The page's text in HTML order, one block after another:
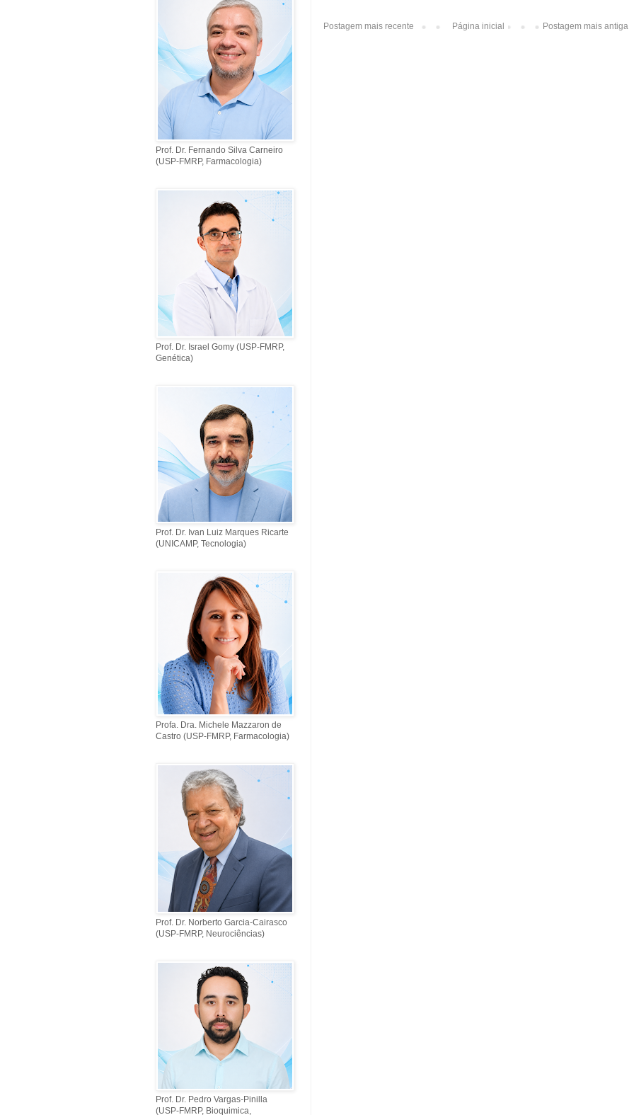
Postagem mais recente Postagem mais antiga
Página inicial
Prof. Dr. Fernando Silva Carneiro
(USP-FMRP, Farmacologia)
Prof. Dr. Israel Gomy (USP-FMRP,
Genética)
Prof. Dr. Ivan Luiz Marques Ricarte
(UNICAMP, Tecnologia)
Profa. Dra. Michele Mazzaron de
Castro (USP-FMRP, Farmacologia)
Prof. Dr. Norberto Garcia-Cairasco
(USP-FMRP, Neurociências)
Prof. Dr. Pedro Vargas-Pinilla
(USP-FMRP, Bioquimica,